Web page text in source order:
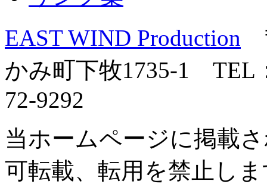
EAST WIND Production
かみ町下牧1735-1 TEL
72-9292
当ホームページに掲載
可転載、転用を禁止し